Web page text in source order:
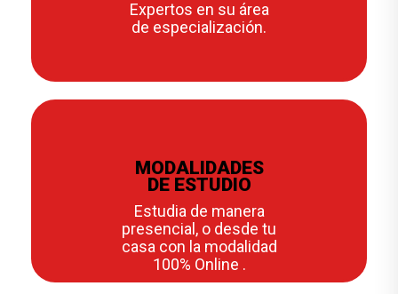
Expertos en su área
de especialización.
MODALIDADES
DE ESTUDIO
Estudia de manera
presencial, o desde tu
casa con la modalidad
100% Online .